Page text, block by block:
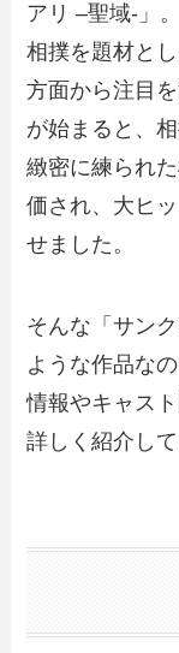
アリ –聖域-」
相撲を題材と
方面から注目
が始まると、
緻密に練られ
価され、大ヒ
せました。
そんな「サン
ような作品な
情報やキャス
詳しく紹介して